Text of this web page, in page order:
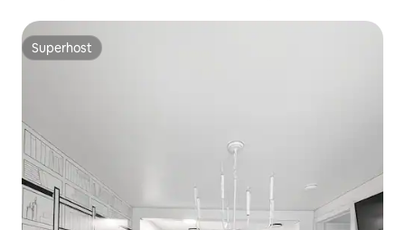
Superhost
Superhost